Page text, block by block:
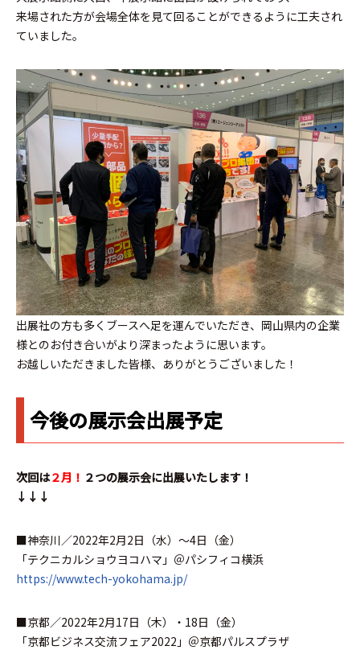
来場された方が会場全体を見て回ることができるように工夫され
ていました。
出展社の方も多くブースへ足を運んでいただき、岡山県内の企業
様とのお付き合いがより深まったように思います。
お越しいただきました皆様、ありがとうございました！
今後の展示会出展予定
次回は２月！ ２つの展示会に出展いたします！
↓↓↓
■神奈川／2022年2月2日（水）～4日（金）
「テクニカルショウヨコハマ」＠パシフィコ横浜
https://www.tech-yokohama.jp/
■京都／2022年2月17日（木）・18日（金）
「京都ビジネス交流フェア2022」＠京都パルスプラザ